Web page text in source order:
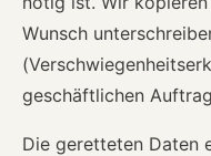
Wunsch
geschäftlichen
Die geretteten Daten